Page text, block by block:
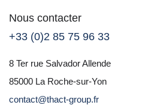
Nous contacter
+33 (0)2 85 75 96 33
8 Ter rue Salvador Allende
85000 La Roche-sur-Yon
contact@thact-group.fr